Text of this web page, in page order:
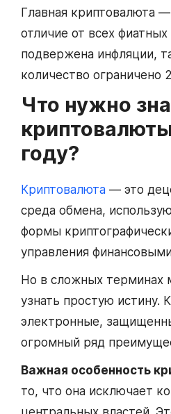
Главная криптовалюта —
отличие от всех фиатных
подвержена инфляции,
количество ограничено
Что нужно
году?
Криптовалюта — это
среда обмена,
формы
управления
Но в сложных терминах
узнать простую истину.
электронные,
огромный ряд
Важная особенность
то, что она исключает